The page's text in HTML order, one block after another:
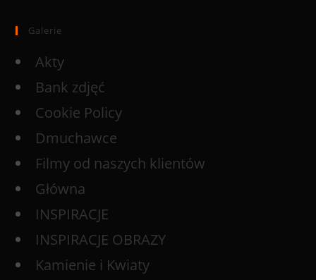
Galerie
Akty
Bank zdjęć
Cookie Policy
Dmuchawce
Filmy od naszych klientów
Główna
INSPIRACJE
INSPIRACJE OBRAZY
Kamienie i Kwiaty